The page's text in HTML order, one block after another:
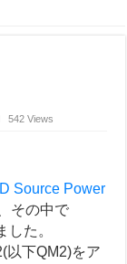
542 Views
Source Power
その中で
た。
以下QM2)をア